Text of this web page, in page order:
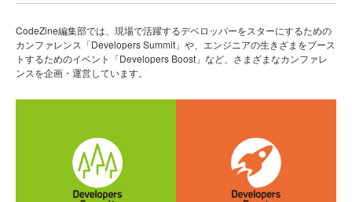
CodeZine編集部では、現場で活躍するデベロッパーをスターにするための
カンファレンス「Developers Summit」や、エンジニアの生きざまをブース
トするためのイベント「Developers Boost」など、さまざまなカンファレ
ンスを企画・運営しています。